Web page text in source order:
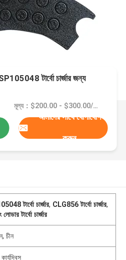
SP105048 টার্বো চার্জার জন্য
মূল্য：$200.00 - $300.00/pieces
আমাদের সাথে যোগাযোগ
করুন
টার্বো চার্জার, CLG856 টার্বো চার্জার,
লোডার টার্বো চার্জার
চীন